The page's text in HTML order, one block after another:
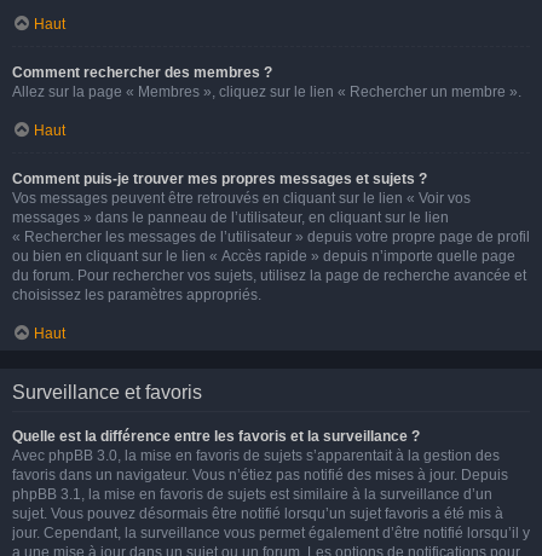
Haut
Comment rechercher des membres ?
Allez sur la page « Membres », cliquez sur le lien « Rechercher un membre ».
Haut
Comment puis-je trouver mes propres messages et sujets ?
Vos messages peuvent être retrouvés en cliquant sur le lien « Voir vos
messages » dans le panneau de l’utilisateur, en cliquant sur le lien
« Rechercher les messages de l’utilisateur » depuis votre propre page de profil
ou bien en cliquant sur le lien « Accès rapide » depuis n’importe quelle page
du forum. Pour rechercher vos sujets, utilisez la page de recherche avancée et
choisissez les paramètres appropriés.
Haut
Surveillance et favoris
Quelle est la différence entre les favoris et la surveillance ?
Avec phpBB 3.0, la mise en favoris de sujets s’apparentait à la gestion des
favoris dans un navigateur. Vous n’étiez pas notifié des mises à jour. Depuis
phpBB 3.1, la mise en favoris de sujets est similaire à la surveillance d’un
sujet. Vous pouvez désormais être notifié lorsqu’un sujet favoris a été mis à
jour. Cependant, la surveillance vous permet également d’être notifié lorsqu’il y
a une mise à jour dans un sujet ou un forum. Les options de notifications pour